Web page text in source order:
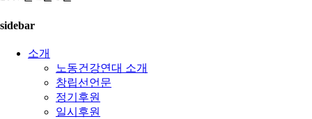
sidebar
소개
노동건강연대 소개
창립선언문
정기후원
일시후원